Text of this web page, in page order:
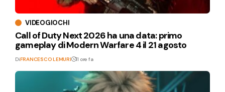
VIDEOGIOCHI
Call of Duty Next 2026 ha una data: primo
gameplay di Modern Warfare 4 il 21 agosto
DiFRANCESCO LEMURI 11 ore fa